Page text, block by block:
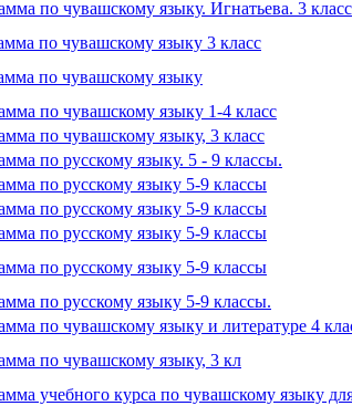
по чувашскому языку. Игнатьева. 3 класс
по чувашскому языку 3 класс
по чувашскому языку
по чувашскому языку 1-4 класс
по чувашскому языку, 3 класс
по русскому языку. 5 - 9 классы.
по русскому языку 5-9 классы
по русскому языку 5-9 классы
по русскому языку 5-9 классы
по русскому языку 5-9 классы
по русскому языку 5-9 классы.
по чувашскому языку и литературе 4
по чувашскому языку, 3 кл
учебного курса по чувашскому языку